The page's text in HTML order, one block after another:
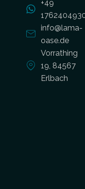
+49
info@lama-
oase.de
Vorrathing
19, 84567
Erlbach